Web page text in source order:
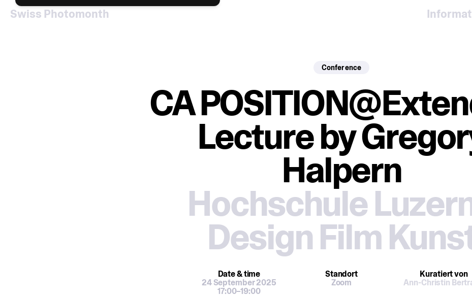
Swiss Photomonth
Conference
CA
Lecture by
Halpern
Hochschule
Design Film
Date& time
24 September 2025
17:00–19:00
Standort
Zoom
Kuratiert von
Ann-Christin